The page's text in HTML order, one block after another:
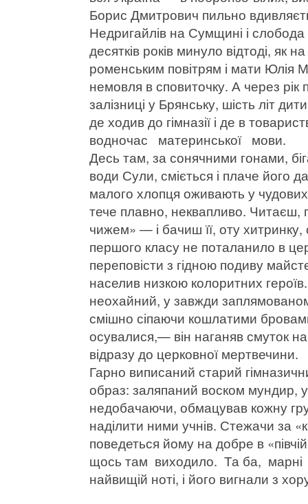
Борис Дмитрович пильно
Недригайлів на Сумщині і
десятків років минуло відтоді, як
роменським повітрям і мати
немовля в сповиточку. А через
залізниці у Брянську, шість літ
де ходив до гімназії і де в
водночас материнської мови.
Десь там, за сонячними гонами,
води Сули, сміється і плаче його
малого хлопця оживають у
тече плавно, неквапливо. Читаєш,
чижем» — і бачиш її, оту хитринку,
першого класу не поталанило в
переповісти з гідною подиву
населив низкою колоритних
неохайний, у завжди
смішно сіпаючи кошлатими
осувалися,— він наганяв смуток
відразу до церковної мертвечини.
Гарно виписаний старий
образ: заляпаний воском мундир, у
недобачаючи, обмацував кожну
наділити ними учнів. Стежачи за
поведеться йому на добре в
щось там виходило. Та ба, марні
найвищій ноті, і його вигнали з